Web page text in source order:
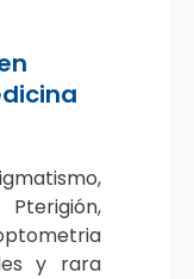
y rara